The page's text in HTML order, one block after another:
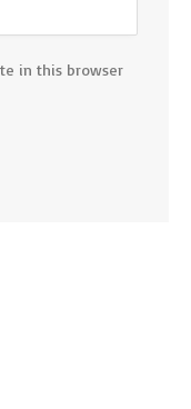
in this browser